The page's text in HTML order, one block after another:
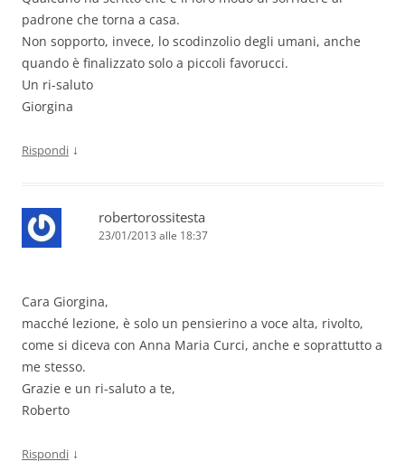
padrone che torna a casa.
Non sopporto, invece, lo scodinzolio degli umani, anche
quando è finalizzato solo a piccoli favorucci.
Un ri-saluto
Giorgina
Rispondi ↓
robertorossitesta
23/01/2013 alle 18:37
Cara Giorgina,
macché lezione, è solo un pensierino a voce alta, rivolto,
come si diceva con Anna Maria Curci, anche e soprattutto a
me stesso.
Grazie e un ri-saluto a te,
Roberto
Rispondi ↓